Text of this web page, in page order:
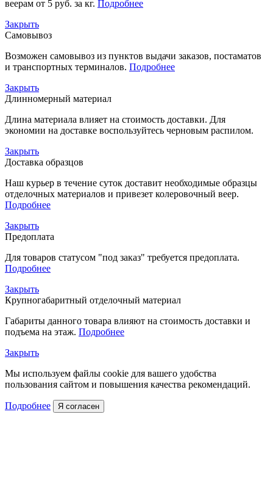
веерам от 5 руб. за кг. Подробнее
Закрыть
Самовывоз
Возможен самовывоз из пунктов выдачи заказов, постаматов
и транспортных терминалов. Подробнее
Закрыть
Длинномерный материал
Длина материала влияет на стоимость доставки. Для
экономии на доставке воспользуйтесь черновым распилом.
Закрыть
Доставка образцов
Наш курьер в течение суток доставит необходимые образцы
отделочных материалов и привезет колеровочный веер.
Подробнее
Закрыть
Предоплата
Для товаров статусом "под заказ" требуется предоплата.
Подробнее
Закрыть
Крупногабаритный отделочный материал
Габариты данного товара влияют на стоимость доставки и
подъема на этаж. Подробнее
Закрыть
Мы используем файлы cookie для вашего удобства
пользования сайтом и повышения качества рекомендаций.
Подробнее Я согласен